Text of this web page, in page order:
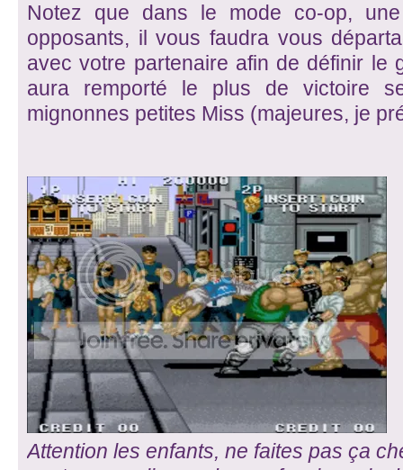
Notez que dans le mode co-op,
opposants, il vous faudra vous
avec votre partenaire afin de définir le
aura remporté le plus de victoire
mignonnes petites Miss (majeures, je
Attention les enfants, ne faites pas ça